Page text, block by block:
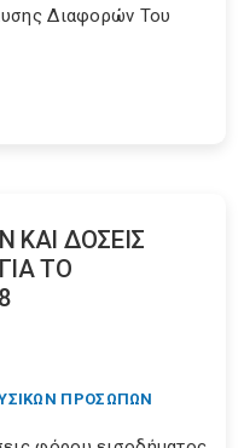
Διαφορών Του
ΚΑΙ ΔΟΣΕΙΣ
ΤΟ
ΠΡΟΣΩΠΩΝ